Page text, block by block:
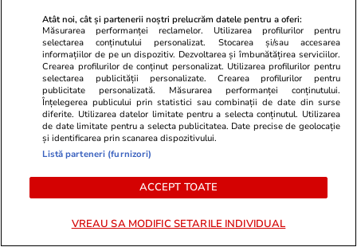
PARTENERI
Atât noi, cât și partenerii noștri prelucrăm datele pentru a oferi:
Măsurarea performanței reclamelor. Utilizarea profilurilor pentru
selectarea conținutului personalizat. Stocarea și/sau accesarea
informațiilor de pe un dispozitiv. Dezvoltarea și îmbunătățirea serviciilor.
Crearea profilurilor de conținut personalizat. Utilizarea profilurilor pentru
selectarea publicității personalizate. Crearea profilurilor pentru
publicitate personalizată. Măsurarea performanței conținutului.
Înțelegerea publicului prin statistici sau combinații de date din surse
diferite. Utilizarea datelor limitate pentru a selecta conținutul. Utilizarea
de date limitate pentru a selecta publicitatea. Date precise de geolocație
și identificarea prin scanarea dispozitivului.
Listă parteneri (furnizori)
ACCEPT TOATE
VREAU SA MODIFIC SETARILE INDIVIDUAL